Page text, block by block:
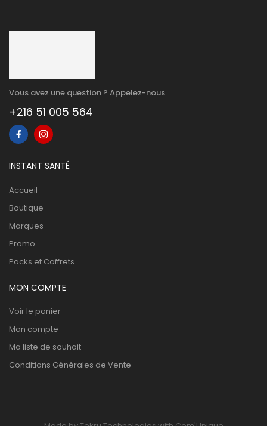
Vous avez une question ? Appelez-nous
+216 51 005 564
INSTANT SANTÉ
Accueil
Boutique
Marques
Promo
Packs et Coffrets
MON COMPTE
Voir le panier
Mon compte
Ma liste de souhait
Conditions Générales de Vente